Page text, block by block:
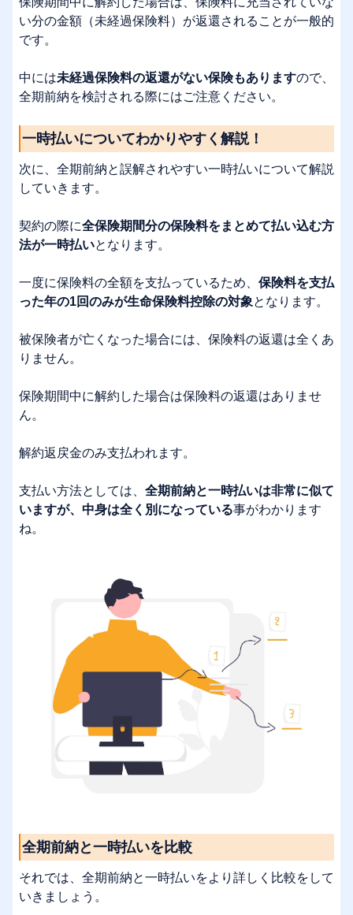
い分の金額（未経過保険料）が返還されることが一般的
です。
中には未経過保険料の返還がない保険もありますので、
全期前納を検討される際にはご注意ください。
一時払いについてわかりやすく解説！
次に、全期前納と誤解されやすい一時払いについて解説
していきます。
契約の際に全保険期間分の保険料をまとめて払い込む方
法が一時払いとなります。
一度に保険料の全額を支払っているため、 保険料を支払
った年の1回のみが生命保険料控除の対象となります。
被保険者が亡くなった場合には、保険料の返還は全くあ
りません。
保険期間中に解約した場合は保険料の返還はありませ
ん。
解約返戻金のみ支払われます。
支払い方法としては、 全期前納と一時払いは非常に似て
いますが、中身は全く別になっている事がわかります
ね。
全期前納と一時払いを比較
それでは、全期前納と一時払いをより詳しく比較をして
いきましょう。